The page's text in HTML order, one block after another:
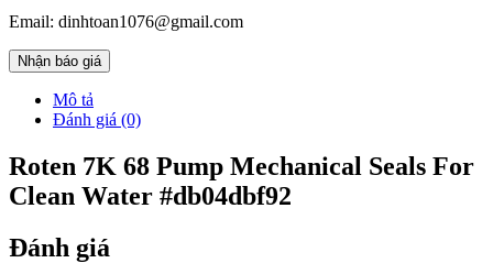
Email: dinhtoan1076@gmail.com
Nhận báo giá
Mô tả
Đánh giá (0)
Roten 7K 68 Pump Mechanical Seals For
Clean Water #db04dbf92
Đánh giá